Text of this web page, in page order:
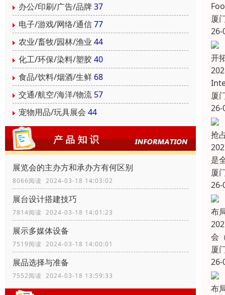
办公/印刷/广告/品牌37
电子/游戏/网络/通信77
农业/畜牧/园林/渔业 44
化工/环保/染料/塑胶40
食品/饮料/烟酒/生鲜 68
交通/航空/海洋/物流 57
宠物用品/玩具展会 44
展览会的主办方和承办方有何区别
8066阅读 2024-03-18 14:03:02
展台设计搭建技巧
7814阅读 2024-03-18 14:01:23
展示多媒体设备
7519阅读 2024-03-18 14:00:01
展品选择与准备
7552阅读 2024-03-18 13:59:33
厦
26-
开
厦
26-
抢
是
厦
26-
布
会
厦
26-
布